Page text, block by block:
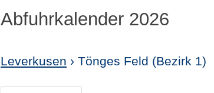
Abfuhrkalender 2026
Leverkusen › Tönges Feld (Bezirk 1)